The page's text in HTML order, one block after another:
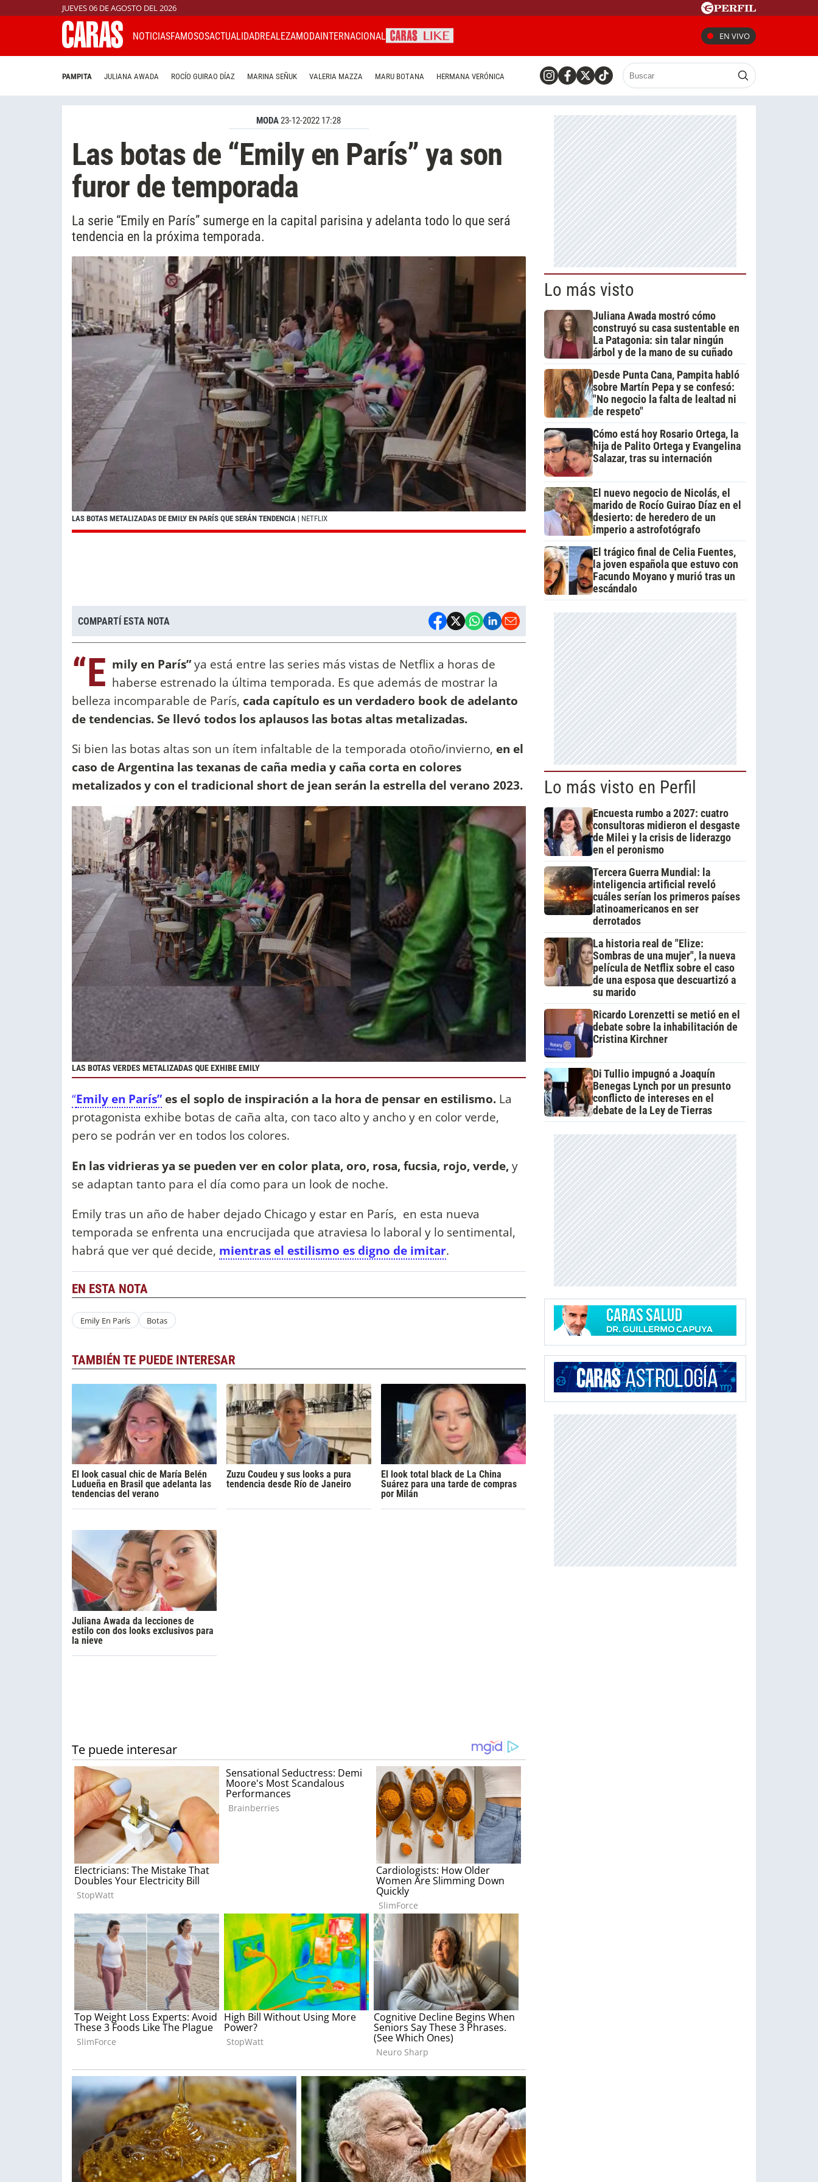
JUEVES 06 DE AGOSTO DEL 2026
NOTICIASFAMOSOSACTUALIDADREALEZAMODAINTERNACIONAL EN VIVO
PAMPITA JULIANA AWADA ROCÍO GUIRAO DÍAZ MARINA SEÑUK VALERIA MAZZA MARU BOTANA HERMANA VERÓNICA
MODA23-12-2022 17:28
Las botas de “Emily en París” ya son
furor de temporada
La serie “Emily en París” sumerge en la capital parisina y adelanta todo lo que será
tendencia en la próxima temporada.
LAS BOTAS METALIZADAS DE EMILY EN PARÍS QUE SERÁN TENDENCIA | NETFLIX
COMPARTÍ ESTA NOTA
“E mily en París”ya está entre las series más vistas de Netflix a horas de
haberse estrenado la última temporada. Es que además de mostrar la
belleza incomparable de París, cada capítulo es un verdadero book de adelanto
de tendencias. Se llevó todos los aplausos las botas altas metalizadas.
Si bien las botas altas son un ítem infaltable de la temporada otoño/invierno, en el
caso de Argentina las texanas de caña media y caña corta en colores
metalizados y con el tradicional short de jean serán la estrella del verano 2023.
LAS BOTAS VERDES METALIZADAS QUE EXHIBE EMILY
“Emily en París”es el soplo de inspiración a la hora de pensar en estilismo. La
protagonista exhibe botas de caña alta, con taco alto y ancho y en color verde,
pero se podrán ver en todos los colores.
En las vidrieras ya se pueden ver en color plata, oro, rosa, fucsia, rojo, verde,y
se adaptan tanto para el día como para un look de noche.
Emily tras un año de haber dejado Chicago y estar en París, en esta nueva
temporada se enfrenta una encrucijada que atraviesa lo laboral y lo sentimental,
habrá que ver qué decide, mientras el estilismo es digno de imitar.
EN ESTA NOTA
Emily En París Botas
TAMBIÉN TE PUEDE INTERESAR
El look casual chic de María Belén
Ludueña en Brasil que adelanta las
tendencias del verano
Zuzu Coudeu y sus looks a pura
tendencia desde Río de Janeiro
El look total black de La China
Suárez para una tarde de compras
por Milán
Juliana Awada da lecciones de
estilo con dos looks exclusivos para
la nieve
Lo más visto
Juliana Awada mostró cómo
construyó su casa sustentable en
La Patagonia: sin talar ningún
árbol y de la mano de su cuñado
Desde Punta Cana, Pampita habló
sobre Martín Pepa y se confesó:
"No negocio la falta de lealtad ni
de respeto"
Cómo está hoy Rosario Ortega, la
hija de Palito Ortega y Evangelina
Salazar, tras su internación
El nuevo negocio de Nicolás, el
marido de Rocío Guirao Díaz en el
desierto: de heredero de un
imperio a astrofotógrafo
El trágico final de Celia Fuentes,
la joven española que estuvo con
Facundo Moyano y murió tras un
escándalo
Lo más visto en Perfil
Encuesta rumbo a 2027: cuatro
consultoras midieron el desgaste
de Milei y la crisis de liderazgo
en el peronismo
Tercera Guerra Mundial: la
inteligencia artificial reveló
cuáles serían los primeros países
latinoamericanos en ser
derrotados
La historia real de "Elize:
Sombras de una mujer", la nueva
película de Netflix sobre el caso
de una esposa que descuartizó a
su marido
Ricardo Lorenzetti se metió en el
debate sobre la inhabilitación de
Cristina Kirchner
Di Tullio impugnó a Joaquín
Benegas Lynch por un presunto
conflicto de intereses en el
debate de la Ley de Tierras